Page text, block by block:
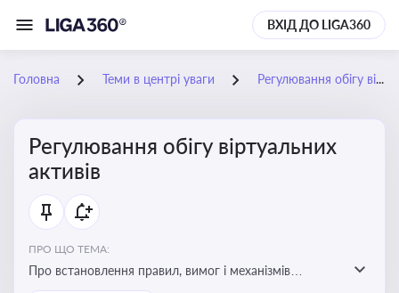
ВХІД ДО LIGA360
Головна Теми в центрі уваги Регулювання обігу віртуальних активів
Регулювання обігу віртуальних
активів
ПРО ЩО ТЕМА:
Про встановлення правил, вимог і механізмів